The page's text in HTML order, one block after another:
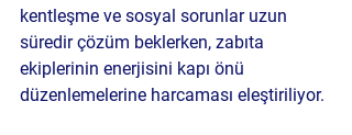
kentleşme ve sosyal sorunlar uzun
süredir çözüm beklerken, zabıta
ekiplerinin enerjisini kapı önü
düzenlemelerine harcaması eleştiriliyor.